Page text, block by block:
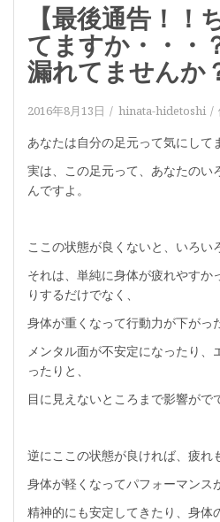
【最後通告！！
てますか・・・
漏れてませんか
2016年8月13日 hinata-hidetoshi
あなたは自分の足元って気にして
実は、この足元って、あなたのい
んですよ。
ここの状態が良くないと、いろい
それは、単純に身体が疲れやすか
りするだけでなく、
身体が重くなって行動力が下がっ
メンタル面が不安定になったり、
ったりと、
目に見えないところまで影響がで
逆にここの状態が良ければ、疲れ
身体が軽くなってパフォーマンス
精神的にも安定してきたり、身体